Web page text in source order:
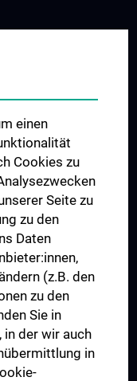
einen
Cookies zu
Seite zu
zu den
Daten
(z.B. den
zu den
Sie in
in der wir auch
in